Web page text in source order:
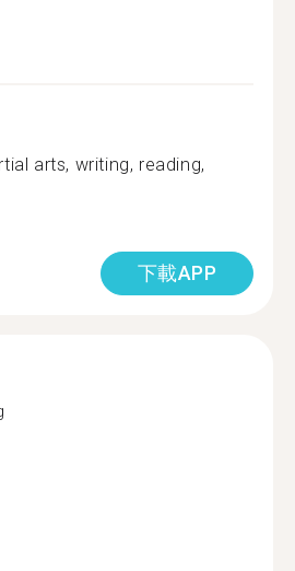
arts, writing, reading,
下載APP